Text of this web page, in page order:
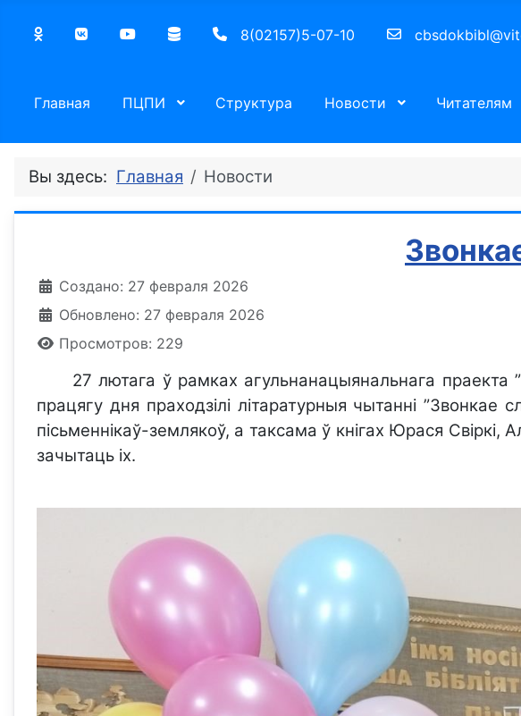
8(02157)5-07-10
Главная ПЦПИ Структура Новости Читателям
Вы здесь: Главная Новости
Информация о материале
Создано: 27 февраля 2026
Обновлено: 27 февраля 2026
Просмотров: 229
27 лютага ў рамках агульнанацыянальнага праекта
працягу дня праходзілі літаратурныя чытанні ”Звонкае
пісьменнікаў-землякоў, а таксама ў кнігах Юрася
зачытаць іх.